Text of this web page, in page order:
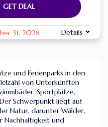
GET DEAL
31, 2026 Details
und Ferienparks in den
von Unterkünften
Sportplätze,
Schwerpunkt liegt auf
Natur, darunter Wälder,
Nachhaltigkeit und